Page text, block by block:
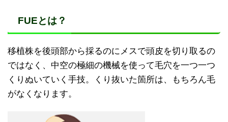
FUEとは？
移植株を後頭部から採るのにメスで頭皮を切り取るの
ではなく、中空の極細の機械を使って毛穴を一つ一つ
くりぬいていく手技。くり抜いた箇所は、もちろん毛
がなくなります。